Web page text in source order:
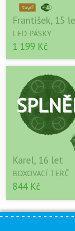
František, 15
LED PÁSKY
1 199 Kč
Karel, 16 let
BOXOVACÍ TERČ
844 Kč